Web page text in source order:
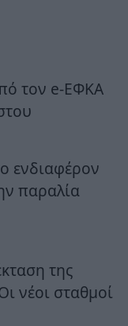
τον e-ΕΦΚΑ
ενδιαφέρον
παραλία
της
νέοι σταθμοί